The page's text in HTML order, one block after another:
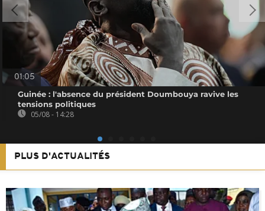
01:05
Guinée : l'absence du président Doumbouya ravive les
tensions politiques
05/08 - 14:28
PLUS D'ACTUALITÉS